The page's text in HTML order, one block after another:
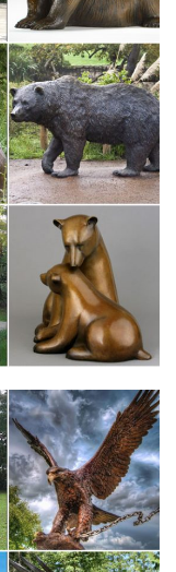
ценами. У нас
шкатулки
фарфор ЛФЗ,
оптом в
Китай. Материал:
золото 2 вида
брелок,
силуэт собаки из
магазине
или частичное
Символ 2018 года! (1
В
календарю